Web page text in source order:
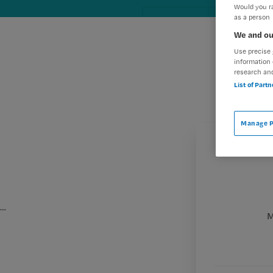
…
Would you
as a person
We and
Use
information
research
List of
Manage